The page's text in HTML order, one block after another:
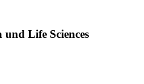
Life Sciences